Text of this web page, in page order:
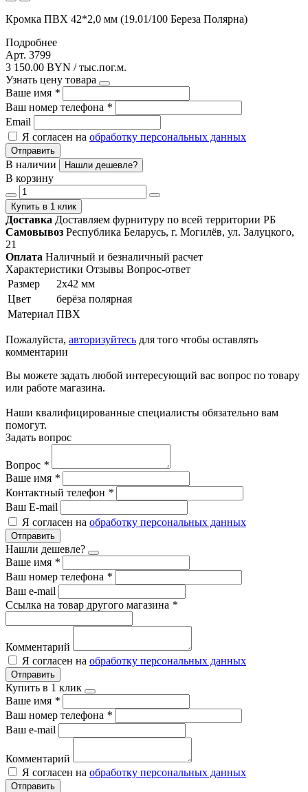
Кромка ПВХ 42*2,0 мм (19.01/100 Береза Полярна)
Подробнее
Арт. 3799
3 150.00 BYN / тыс.пог.м.
Узнать цену товара
Ваше имя *
Ваш номер телефона *
Email
Я согласен на обработку персональных данных
Отправить
В наличии Нашли дешевле?
В корзину
Купить в 1 клик
Доставка Доставляем фурнитуру по всей территории РБ
Самовывоз Республика Беларусь, г. Могилёв, ул. Залуцкого,
21
Оплата Наличный и безналичный расчет
Характеристики Отзывы Вопрос-ответ
Размер
2х42 мм
Цвет
берёза полярная
Материал ПВХ
Пожалуйста, авторизуйтесь для того чтобы оставлять
комментарии
Вы можете задать любой интересующий вас вопрос по товару
или работе магазина.
Наши квалифицированные специалисты обязательно вам
помогут.
Задать вопрос
Вопрос *
Ваше имя *
Контактный телефон *
Ваш E-mail
Я согласен на обработку персональных данных
Отправить
Нашли дешевле?
Ваше имя *
Ваш номер телефона *
Ваш e-mail
Ссылка на товар другого магазина *
Комментарий
Я согласен на обработку персональных данных
Отправить
Купить в 1 клик
Ваше имя *
Ваш номер телефона *
Ваш e-mail
Комментарий
Я согласен на обработку персональных данных
Отправить